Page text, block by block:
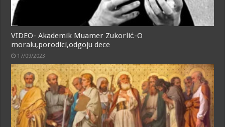
VIDEO- Akademik Muamer Zukorlić-O
moralu,porodici,odgoju dece
17/09/2023